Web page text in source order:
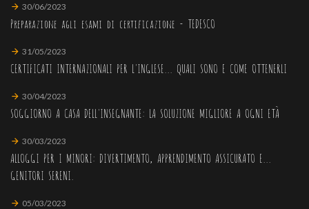
30/06/2023
Preparazione agli esami di certificazione - TEDESCO
31/05/2023
CERTIFICATI INTERNAZIONALI PER L'INGLESE... QUALI SONO E COME OTTENERLI
30/04/2023
SOGGIORNO A CASA DELL'INSEGNANTE: LA SOLUZIONE MIGLIORE A OGNI ETÀ
30/03/2023
ALLOGGI PER I MINORI: DIVERTIMENTO, APPRENDIMENTO ASSICURATO E...
GENITORI SERENI.
05/03/2023